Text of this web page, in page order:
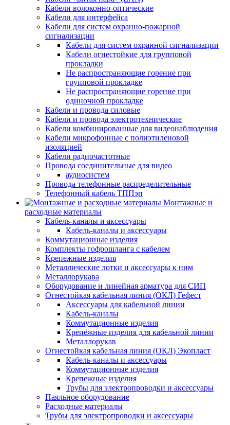
Кабели волоконно-оптические
Кабели для интерфейса
Кабели для систем охранно-пожарной
сигнализации
Кабели для систем охранной сигнализации
Кабели огнестойкие для групповой
прокладки
Не распространяющие горение при
групповой прокладке
Не распространяющие горение при
одиночной прокладке
Кабели и провода силовые
Кабели и провода электротехнические
Кабели комбинированные для видеонаблюдения
Кабели микрофонные с полиэтиленовой
изоляцией
Кабели радиочастотные
Провода соединительные для видео
аудиосистем
Провода телефонные распределительные
Телефонный кабель ТППэп
Монтажные и
расходные материалы
Кабель-каналы и аксессуары
Кабель-каналы и аксессуары
Коммутационные изделия
Комплекты гофрошланга с кабелем
Крепежные изделия
Металлические лотки и аксессуары к ним
Металлорукава
Оборудование и линейная арматура для СИП
Огнестойкая кабельная линия (ОКЛ) Гефест
Аксессуары для кабельной линии
Кабель-каналы
Коммутационные изделия
Крепёжные изделия для кабельной линии
Металлорукав
Огнестойкая кабельная линия (ОКЛ) Экопласт
Кабель-каналы и аксессуары
Коммутационные изделия
Крепежные изделия
Трубы для электропроводки и аксессуары
Паяльное оборудование
Расходные материалы
Трубы для электропроводки и аксессуары